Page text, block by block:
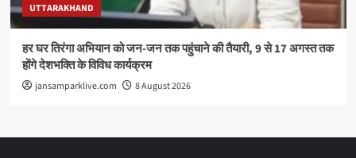
UTTARAKHAND
हर घर तिरंगा अभियान को जन-जन तक पहुंचाने की तैयारी, 9 से 17 अगस्त तक
होंगे देशभक्ति के विविध कार्यक्रम
jansamparklive.com 8 August 2026